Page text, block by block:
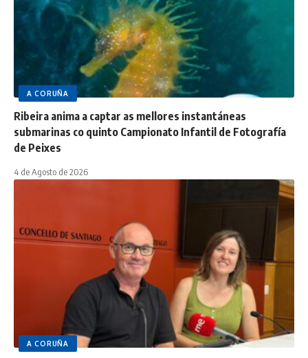
A CORUÑA
Ribeira anima a captar as mellores instantáneas
submarinas co quinto Campionato Infantil de Fotografía
de Peixes
4 de Agosto de 2026
A CORUÑA